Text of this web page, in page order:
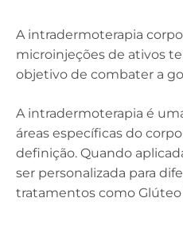
A intradermoterapia
microinjeções de ativos
objetivo de combater a
A intradermoterapia é
áreas específicas do
definição. Quando
ser personalizada para
tratamentos como Glúteo